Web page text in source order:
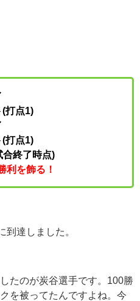
打点1)
打点1)
合終了時点)
利を飾る！
達しました。
たのが炭谷選手です。100勝
を被ってたんですよね。今